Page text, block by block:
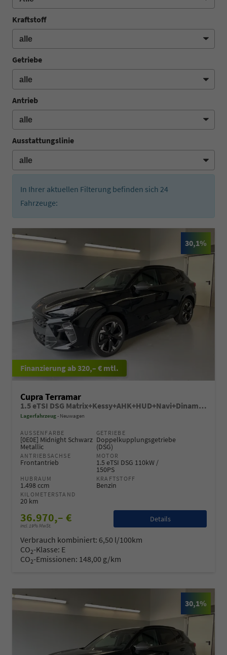
Kraftstoff
Getriebe
Antrieb
Ausstattungslinie
In Ihrer aktuellen Filterung befinden sich 24
Fahrzeuge:
30,1%
ab 320,– € mtl.
Cupra Terramar
1.5 eTSI DSG Matrix+Kessy+AHK+HUD+Navi+Dinamica+360°+eHeck+GV5
Lagerfahrzeug Neuwagen
AUSSENFARBE
[0E0E] Midnight Schwarz
Metallic
GETRIEBE
Doppelkupplungsgetriebe
(DSG)
ANTRIEBSACHSE
Frontantrieb
MOTOR
1.5 eTSI DSG 110kW /
150PS
HUBRAUM
1.498 ccm
KRAFTSTOFF
Benzin
KILOMETERSTAND
20 km
36.970,– €
incl. 19% MwSt.
Details
Verbrauch kombiniert: 6,50 l/100km
CO2-Klasse: E
CO2-Emissionen: 148,00 g/km
30,1%